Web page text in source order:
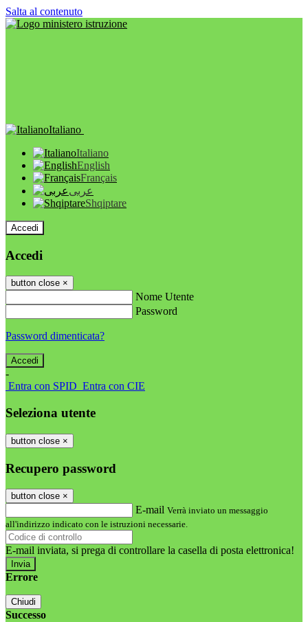
Salta al contenuto
Italiano
Italiano
English
Français
عربى
Shqiptare
Accedi
Accedi
button close ×
Nome Utente
Password
Password dimenticata?
-
Entra con SPID Entra con CIE
Seleziona utente
button close ×
Recupero password
button close ×
E-mail Verrà inviato un messaggio
all'indirizzo indicato con le istruzioni necessarie.
E-mail inviata, si prega di controllare la casella di posta elettronica!
Errore
Chiudi
Successo